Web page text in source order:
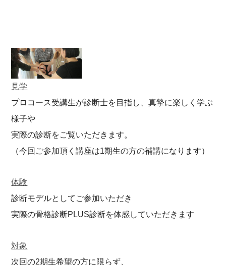
見学
プロコース受講生が診断士を目指し、真摯に楽しく学ぶ
様子や
実際の診断をご覧いただきます。
（今回ご参加頂く講座は1期生の方の補講になります）
体験
診断モデルとしてご参加いただき
実際の骨格診断PLUS診断を体感していただきます
対象
次回の2期生希望の方に限らず、